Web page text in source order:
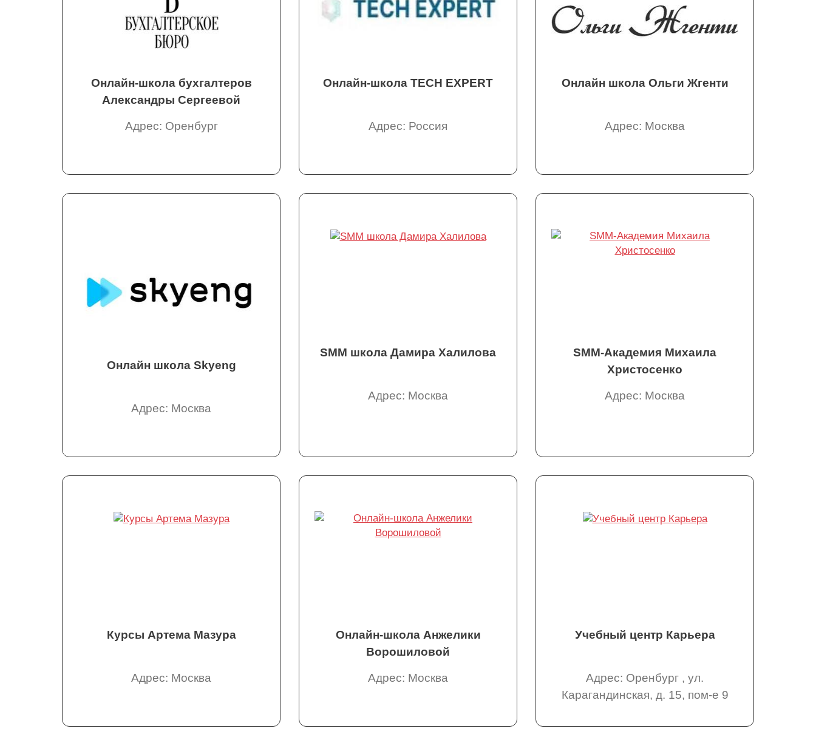
Онлайн-школа бухгалтеров
Александры Сергеевой
Адрес: Оренбург
Онлайн-школа TECH EXPERT
Адрес: Россия
Онлайн школа Ольги Жгенти
Адрес: Москва
Онлайн школа Skyeng
Адрес: Москва
SMM школа Дамира Халилова
Адрес: Москва
SMM-Академия Михаила
Христосенко
Адрес: Москва
Курсы Артема Мазура
Адрес: Москва
Онлайн-школа Анжелики
Ворошиловой
Адрес: Москва
Учебный центр Карьера
Адрес: Оренбург , ул.
Карагандинская, д. 15, пом-е 9